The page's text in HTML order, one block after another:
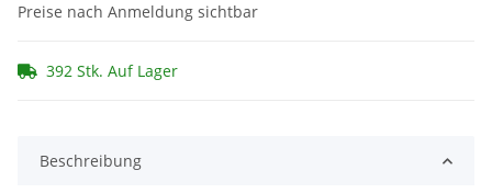
Preise nach Anmeldung sichtbar
392 Stk. Auf Lager
Beschreibung